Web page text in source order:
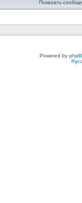
Показать
Powered by